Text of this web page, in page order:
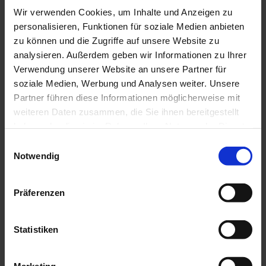
Wir verwenden Cookies, um Inhalte und Anzeigen zu
personalisieren, Funktionen für soziale Medien anbieten
zu können und die Zugriffe auf unsere Website zu
analysieren. Außerdem geben wir Informationen zu Ihrer
Verwendung unserer Website an unsere Partner für
soziale Medien, Werbung und Analysen weiter. Unsere
Partner führen diese Informationen möglicherweise mit
weiteren Daten zusammen, die Sie ihnen bereitgestellt
Notwendig
Präferenzen
Statistiken
Wir lernen Ihr Fahrzeug gern kennen
Über die Fahrgestellnummer und den
Fahrzeugspeicher sehen wir, welche Wartungen
der Hersteller für Ihr Modell vorschreibt und
was als Nächstes ansteht. Was vorher gemacht
wurde, klären wir gemeinsam beim ersten
8 Standorte
Region
Servicepartner
Zwei Teilewelten